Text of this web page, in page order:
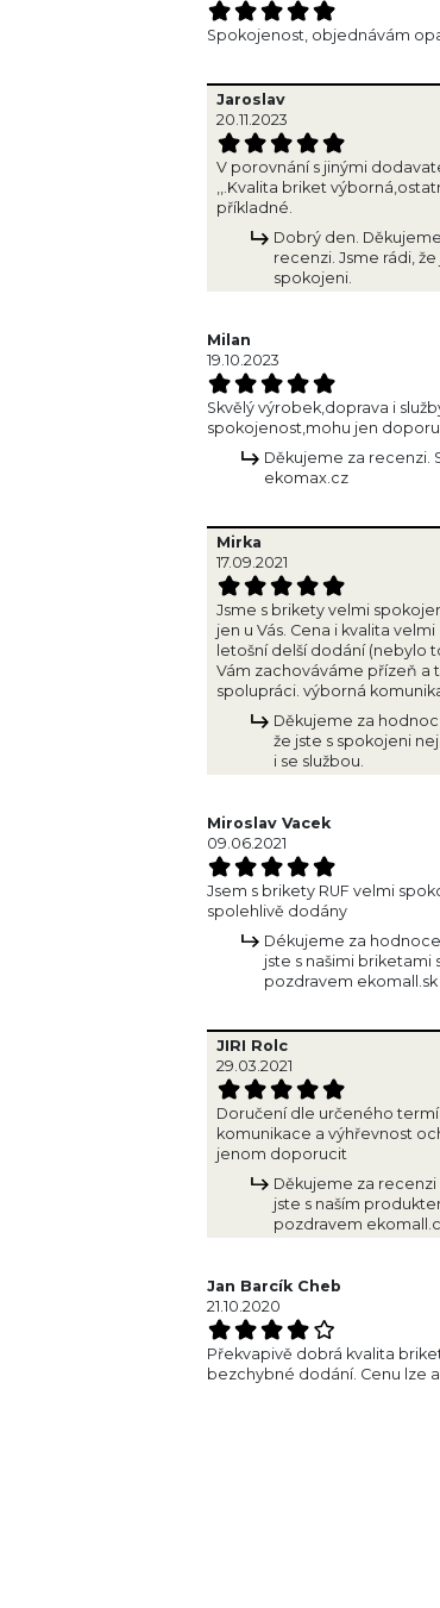
Spokojenost, objednávám
Jaroslav
20.11.2023
V porovnání s jinými
,,.Kvalita briket
příkladné.
Dobrý den.
recenzi. Jsme rádi,
spokojeni.
Milan
19.10.2023
Skvělý výrobek,doprava i
spokojenost,mohu jen
Děkujeme za recenzi.
ekomax.cz
Mirka
17.09.2021
Jsme s brikety velmi
jen u Vás. Cena i kvalita
letošní delší dodání (nebylo
Vám zachováváme přízeň a
spolupráci. výborná
Děkujeme za
že jste s spokojeni
i se službou.
Miroslav Vacek
09.06.2021
Jsem s brikety RUF velmi
spolehlivě dodány
Dékujeme za
jste s našimi briketami
pozdravem ekomall.sk
JIRI Rolc
29.03.2021
Doručení dle určeného
komunikace a výhřevnost
jenom doporucit
Děkujeme za recenzi
jste s naším
pozdravem
Jan Barcík Cheb
21.10.2020
Překvapivě dobrá kvalita
bezchybné dodání. Cenu lze